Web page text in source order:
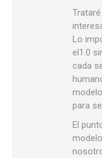
Lo
el1.0
cada
para
El